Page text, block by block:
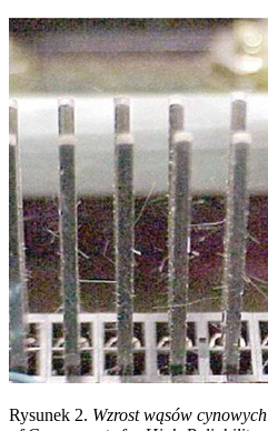
Rysunek 2. Wzrost wąsów